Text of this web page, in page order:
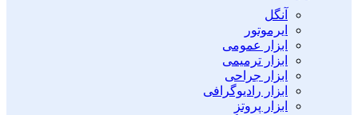
آنگل
ایرموتور
ابزار عمومی
ابزار ترمیمی
ابزار جراحی
ابزار رادیوگرافی
ابزار پروتز